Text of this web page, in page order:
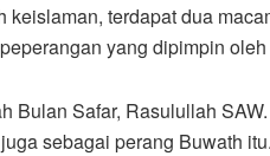
keislaman, terdapat dua
yang dipimpin
Bulan Safar, Rasulullah
sebagai perang Buwath itu.